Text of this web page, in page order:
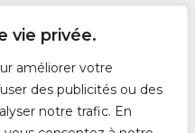
vie privée.
améliorer votre
des publicités ou des
notre trafic. En
de confidentialité